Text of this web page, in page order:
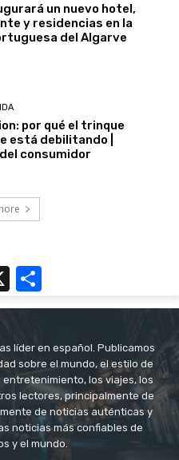
un nuevo hotel,
y residencias en la
del Algarve
por qué el trinque
está debilitando |
consumidor
X
líder en español. Publicamos
sobre el mundo, el estilo de
los viajes, los
lectores, principalmente de
de noticias auténticas y
noticias más confiables de
y el mundo.